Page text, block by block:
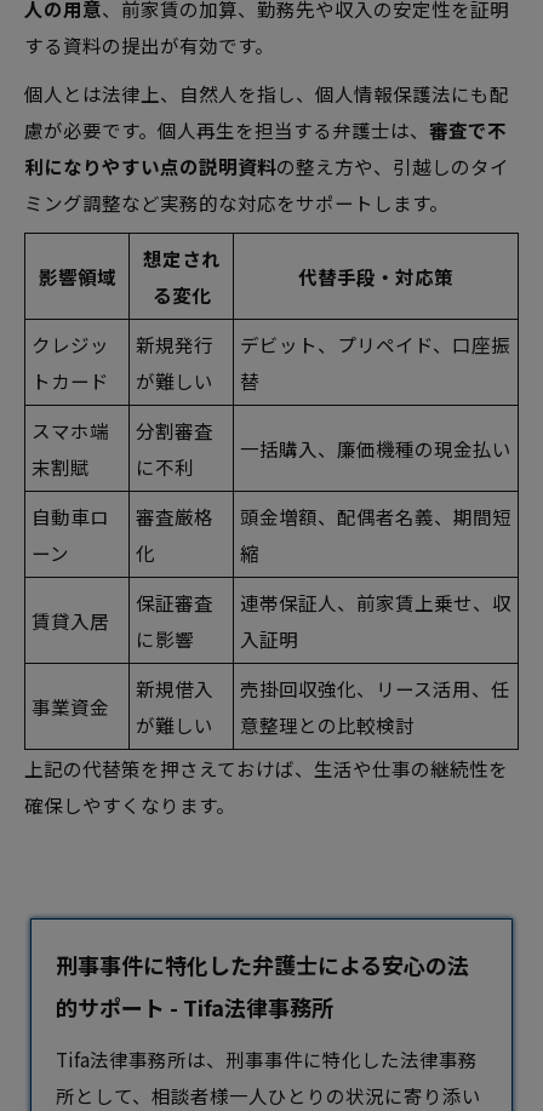
人の用意、前家賃の加算、勤務先や収入の安定性を証明
する資料の提出が有効です。
個人とは法律上、自然人を指し、個人情報保護法にも配
慮が必要です。個人再生を担当する弁護士は、 審査で不
利になりやすい点の説明資料の整え方や、引越しのタイ
ミング調整など実務的な対応をサポートします。
影響領域
想定され
る変化
代替手段・対応策
クレジッ
トカード
新規発行
が難しい
デビット、プリペイド、口座振
替
スマホ端
末割賦
分割審査
に不利
一括購入、廉価機種の現金払い
自動車ロ
ーン
審査厳格
化
頭金増額、配偶者名義、期間短
縮
賃貸入居
保証審査
に影響
連帯保証人、前家賃上乗せ、収
入証明
事業資金
新規借入
が難しい
売掛回収強化、リース活用、任
意整理との比較検討
上記の代替策を押さえておけば、生活や仕事の継続性を
確保しやすくなります。
刑事事件に特化した弁護士による安心の法
的サポート - Tifa法律事務所
Tifa法律事務所は、刑事事件に特化した法律事務
所として、相談者様一人ひとりの状況に寄り添い